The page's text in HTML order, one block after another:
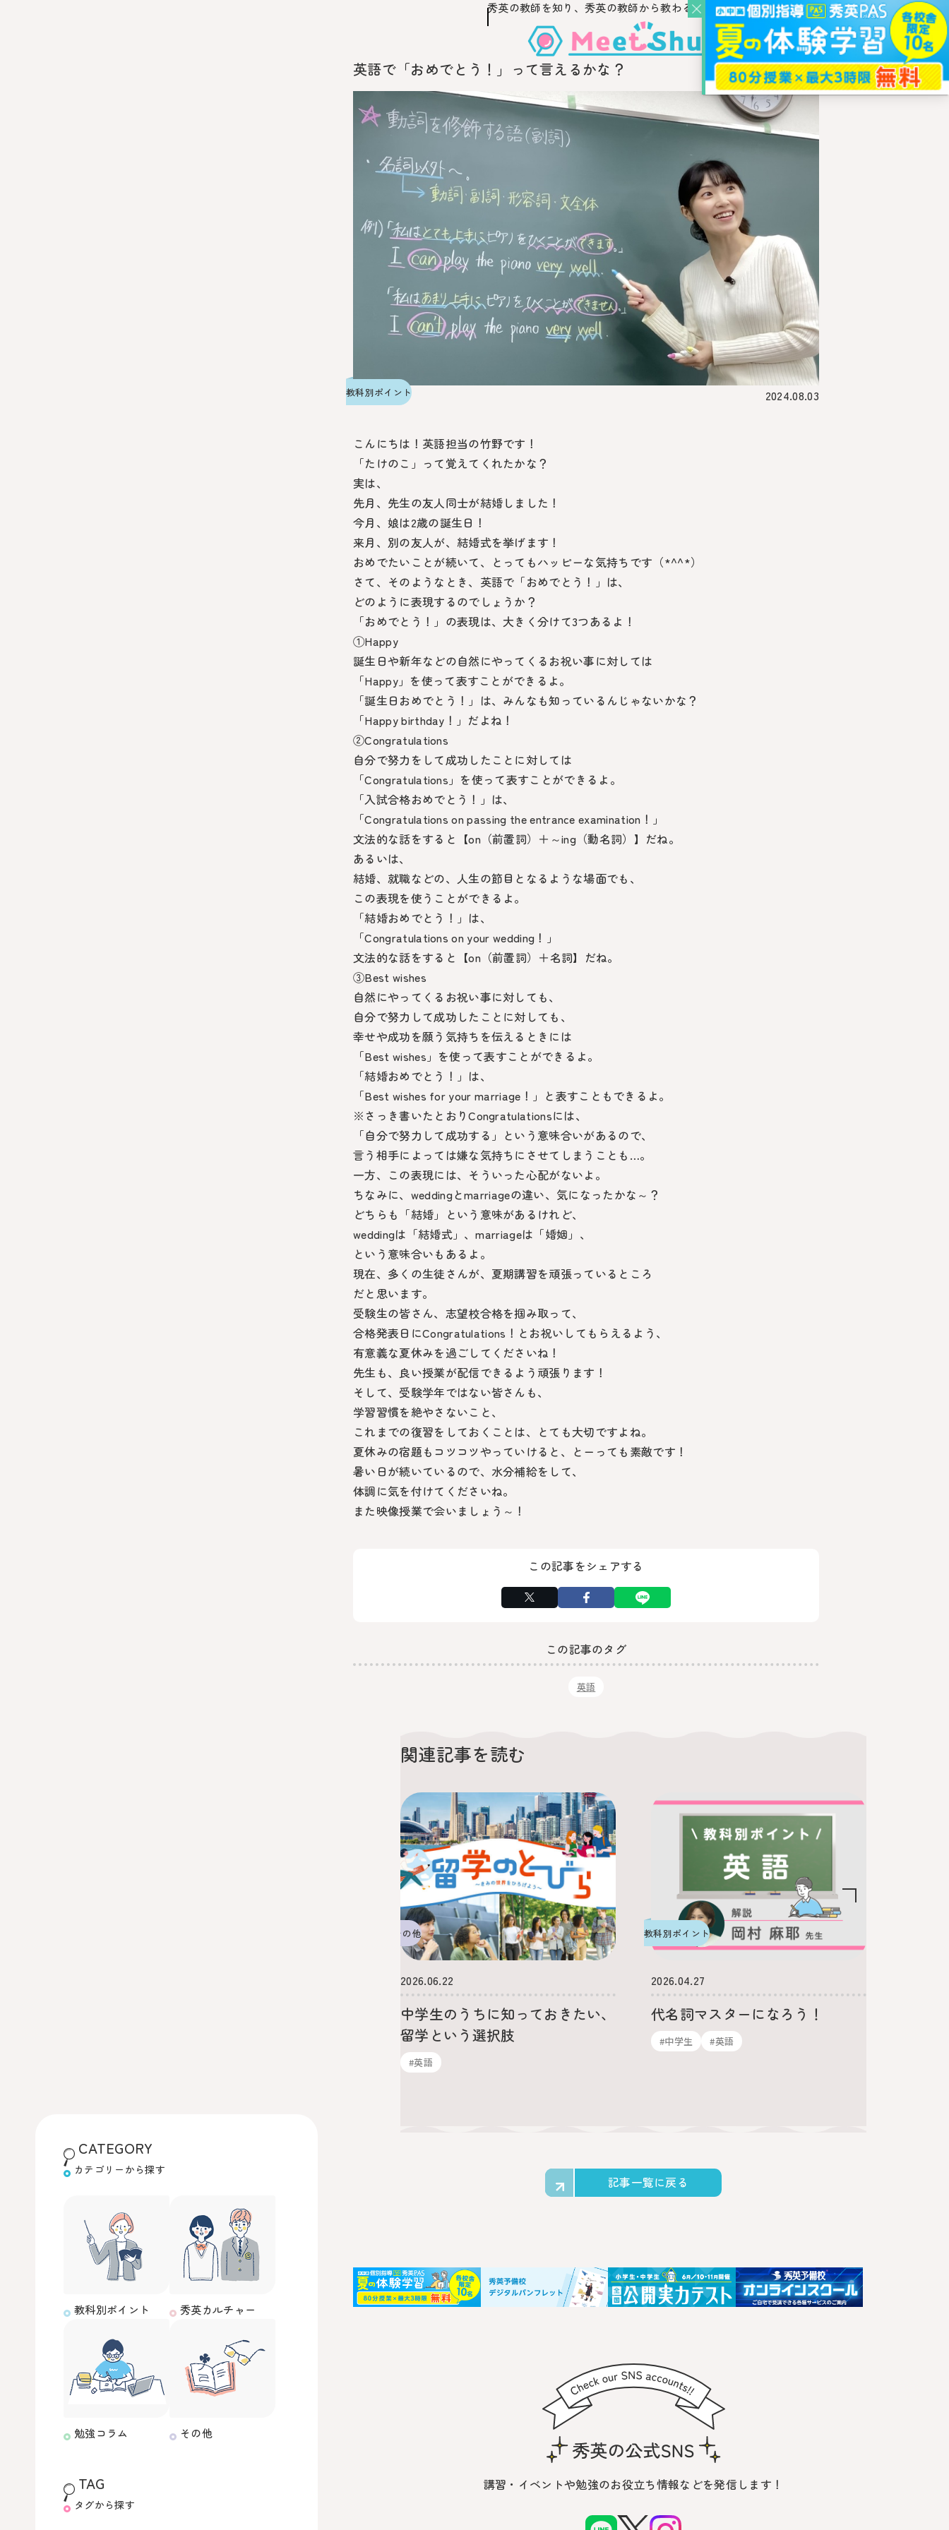
このページの本文へ移動
CATEGORY
カテゴリーから探す
教科別ポイント 秀英カルチャー
勉強コラム その他
TAG
タグから探す
秀英の教師を知り、秀英の教師から教わるウェブ・メディア
英語で「おめでとう！」って言えるかな？
教科別ポイント 2024.08.03
こんにちは！英語担当の竹野です！
「たけのこ」って覚えてくれたかな？
実は、
先月、先生の友人同士が結婚しました！
今月、娘は2歳の誕生日！
来月、別の友人が、結婚式を挙げます！
おめでたいことが続いて、とってもハッピーな気持ちです（*^^*）
さて、そのようなとき、英語で「おめでとう！」は、
どのように表現するのでしょうか？
「おめでとう！」の表現は、大きく分けて3つあるよ！
①Happy
誕生日や新年などの自然にやってくるお祝い事に対しては
「Happy」を使って表すことができるよ。
「誕生日おめでとう！」は、みんなも知っているんじゃないかな？
「Happy birthday！」だよね！
②Congratulations
自分で努力をして成功したことに対しては
「Congratulations」を使って表すことができるよ。
「入試合格おめでとう！」は、
「Congratulations on passing the entrance examination！」
文法的な話をすると【on（前置詞）＋～ing（動名詞）】だね。
あるいは、
結婚、就職などの、人生の節目となるような場面でも、
この表現を使うことができるよ。
「結婚おめでとう！」は、
「Congratulations on your wedding！」
文法的な話をすると【on（前置詞）＋名詞】だね。
③Best wishes
自然にやってくるお祝い事に対しても、
自分で努力して成功したことに対しても、
幸せや成功を願う気持ちを伝えるときには
「Best wishes」を使って表すことができるよ。
「結婚おめでとう！」は、
「Best wishes for your marriage！」と表すこともできるよ。
※さっき書いたとおりCongratulationsには、
「自分で努力して成功する」という意味合いがあるので、
言う相手によっては嫌な気持ちにさせてしまうことも…。
一方、この表現には、そういった心配がないよ。
ちなみに、weddingとmarriageの違い、気になったかな～？
どちらも「結婚」という意味があるけれど、
weddingは「結婚式」、marriageは「婚姻」、
という意味合いもあるよ。
現在、多くの生徒さんが、夏期講習を頑張っているところ
だと思います。
受験生の皆さん、志望校合格を掴み取って、
合格発表日にCongratulations！とお祝いしてもらえるよう、
有意義な夏休みを過ごしてくださいね！
先生も、良い授業が配信できるよう頑張ります！
そして、受験学年ではない皆さんも、
学習習慣を絶やさないこと、
これまでの復習をしておくことは、とても大切ですよね。
夏休みの宿題もコツコツやっていけると、とーっても素敵です！
暑い日が続いているので、水分補給をして、
体調に気を付けてくださいね。
また映像授業で会いましょう～！
この記事をシェアする
この記事のタグ
英語
関連記事を読む
その他
2026.06.22
中学生のうちに知っておきたい、
留学という選択肢
#英語
教科別ポイント
2026.04.27
代名詞マスターになろう！
#中学生 #英語
記事一覧に戻る
講習・イベントや勉強のお役立ち情報などを発信します！